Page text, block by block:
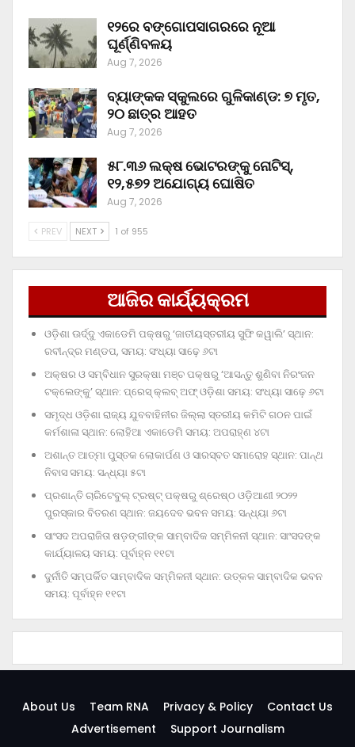
୧୨ରେ ବଙ୍ଗୋପସାଗରରେ ନୂଆ
ଘୂର୍ଣ୍ଣିବଳୟ
Aug 7, 2026
ବ୍ୟାଙ୍କକ ସ୍କୁଲରେ ଗୁଳିକାଣ୍ଡ: ୭ ମୃତ,
୨୦ ଛାତ୍ର ଆହତ
Aug 7, 2026
୫୮.୩୬ ଲକ୍ଷ ଭୋଟରଙ୍କୁ ନୋଟିସ୍‌,
୧୨,୫୭୨ ଅଯୋଗ୍ୟ ଘୋଷିତ
Aug 7, 2026
PREV NEXT 1 of 955
ଆଜିର କାର୍ଯ୍ୟକ୍ରମ
ଓଡ଼ିଶା ଊର୍ଦ୍ଦୁ ଏକାଡେମି ପକ୍ଷରୁ ‘ଜାତୀୟସ୍ତରୀୟ ସୁଫି କୱାଲି’ ସ୍ଥାନ:
ରବୀନ୍ଦ୍ର ମଣ୍ଡପ, ସମୟ: ସଂଧ୍ୟା ସାଢ଼େ ୬ଟା
ଅକ୍ଷର ଓ ସମ୍ବିଧାନ ସୁରକ୍ଷା ମଞ୍ଚ ପକ୍ଷରୁ ‘ଆସନ୍ତୁ ଶୁଣିବା ନିରଂଜନ
ଟକ୍‌ଲେଙ୍କୁ’ ସ୍ଥାନ: ପ୍ରେସ୍‌ କ୍ଲବ୍‌ ଅଫ୍‌ ଓଡ଼ିଶା ସମୟ: ସଂଧ୍ୟା ସାଢ଼େ ୬ଟା
ସମୃଦ୍ଧ ଓଡ଼ିଶା ରାଜ୍ୟ ଯୁବବାହିନୀର ଜିଲ୍ଲା ସ୍ତରୀୟ କମିଟି ଗଠନ ପାଇଁ
କର୍ମଶାଳା ସ୍ଥାନ: ଲୋହିଆ ଏକାଡେମି ସମୟ: ଅପରାହ୍‌ଣ ୪ଟା
ଅଶାନ୍ତ ଆତ୍ମା ପୁସ୍ତକ ଲୋକାର୍ପଣ ଓ ସାରସ୍ବତ ସମାରୋହ ସ୍ଥାନ: ପାନ୍ଥ
ନିବାସ ସମୟ: ସନ୍ଧ୍ୟା ୫ଟା
ପ୍ରଶାନ୍ତି ଚାରିଟେବୁଲ୍‌ ଟ୍ରଷ୍ଟ୍‌ ପକ୍ଷରୁ ଶ୍ରେଷ୍ଠ ଓଡ଼ିଆଣୀ ୨୦୨୨
ପୁରସ୍କାର ବିତରଣ ସ୍ଥାନ: ଜୟଦେବ ଭବନ ସମୟ: ସନ୍ଧ୍ୟା ୬ଟା
ସାଂସଦ ଅପରାଜିତା ଷଡ଼ଙ୍ଗୀଙ୍କ ସାମ୍ବାଦିକ ସମ୍ମିଳନୀ ସ୍ଥାନ: ସାଂସଦଙ୍କ
କାର୍ଯ୍ୟାଳୟ ସମୟ: ପୂର୍ବାହ୍ନ ୧୧ଟା
ଦୁର୍ନୀତି ସମ୍ପର୍କିତ ସାମ୍ବାଦିକ ସମ୍ମିଳନୀ ସ୍ଥାନ: ଉତ୍କଳ ସାମ୍ବାଦିକ ଭବନ
ସମୟ: ପୂର୍ବାହ୍ନ ୧୧ଟା
About Us Team RNA Privacy & Policy
Contact Us
Advertisement
Support Journalism